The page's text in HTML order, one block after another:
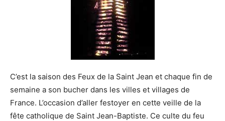
C’est la saison des Feux de la Saint Jean et chaque fin de
semaine a son bucher dans les villes et villages de
France. L’occasion d’aller festoyer en cette veille de la
fête catholique de Saint Jean-Baptiste. Ce culte du feu